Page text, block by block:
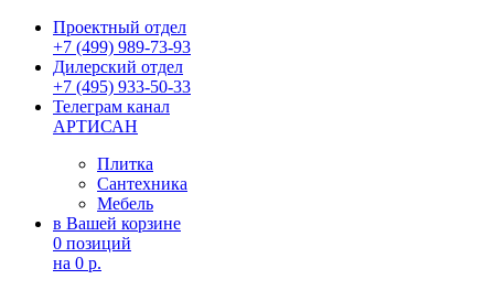
Проектный отдел
+7 (499) 989-73-93
Дилерский отдел
+7 (495) 933-50-33
Телеграм канал
АРТИСАН
Плитка
Сантехника
Мебель
в Вашей корзине
0 позиций
на 0 р.